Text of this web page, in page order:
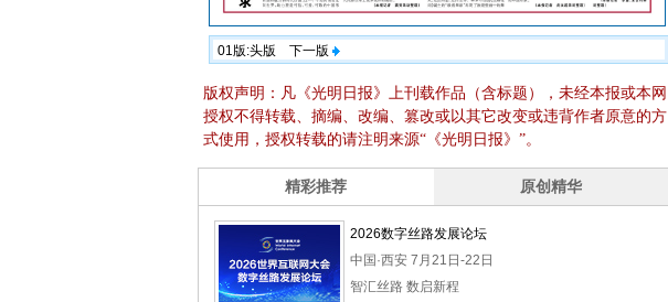
01版:头版 下一版
版权声明：凡《光明日报》上刊载作品（含标题），未经本报或本网
授权不得转载、摘编、改编、篡改或以其它改变或违背作者原意的方
式使用，授权转载的请注明来源“《光明日报》”。